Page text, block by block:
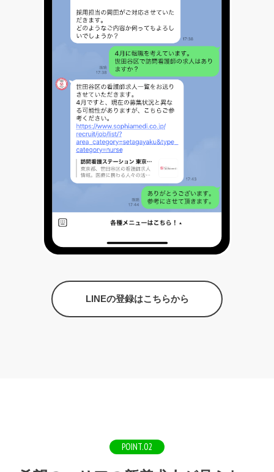
LINEの登録はこちらから
POINT.02